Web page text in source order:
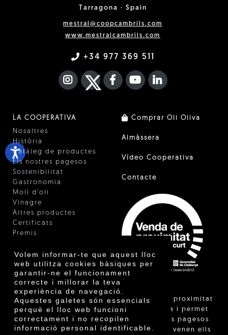
Volem informar-te que aquest lloc
web utilitza cookies bàsiques per
garantir-ne el funcionament
correcte i millorar la teva
experiència de navegació.
Aquestes galetes són essencials
perquè el lloc web funcioni
correctament i no recopilen
informació personal identificable.
Tarragona · Spain
mestral@coopcambrils.com
www.mestralcambrils.com
+34 977 369 511
INSTAGRAM
TWITTER
FACEBOOK F
YOUTUBEFA LINKEDIN
LA COOPERATIVA
Nosaltres
Història
Catàleg de productes
Els nostres pagesos
Sostenibilitat
Gastronomia
Molí d'oli
Vinagre
Altres productes
Certificats
Premis
Comprar Oli Oliva
Almàssera
Vídeo Cooperativa
Contacte
"La venda de proximitat
està regulada i permet
identificar els pagesos
catalans que venen ells